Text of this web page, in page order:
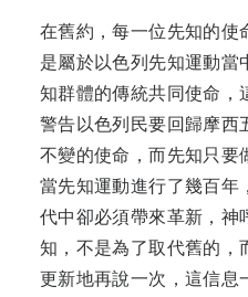
在舊約，每一位先知的使
是屬於以色列先知運動當
知群體的傳統共同使命，
警告以色列民要回歸摩西
不變的使命，而先知只要
當先知運動進行了幾百年
代中卻必須帶來革新，神
知，不是為了取代舊的，
更新地再說一次，這信息